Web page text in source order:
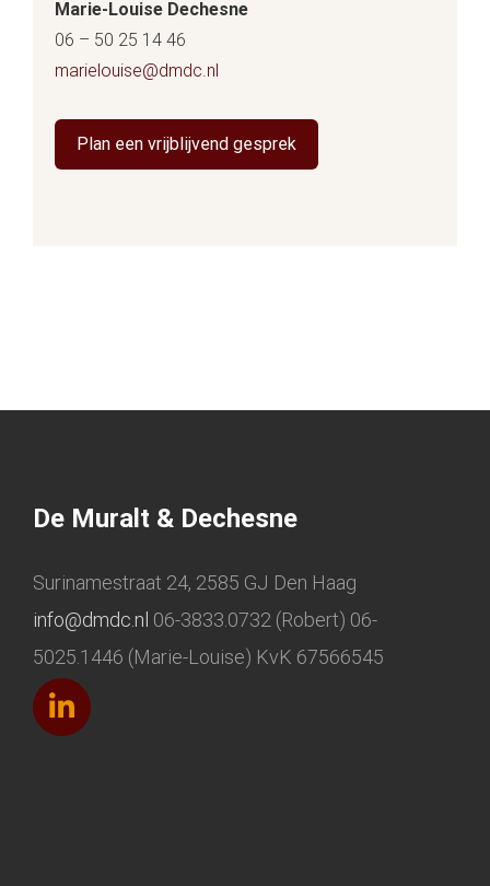
Marie-Louise Dechesne
06 – 50 25 14 46
marielouise@dmdc.nl
Plan een vrijblijvend gesprek
De Muralt & Dechesne
Surinamestraat 24, 2585 GJ Den Haag
info@dmdc.nl 06-3833.0732 (Robert) 06-
5025.1446 (Marie-Louise) KvK 67566545